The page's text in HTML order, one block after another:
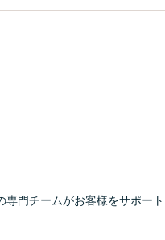
門チームがお客様をサポート